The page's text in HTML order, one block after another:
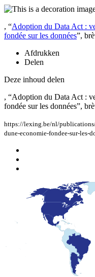
, “Adoption du Data Act :
fondée sur les données”,
Afdrukken
Delen
Deze inhoud delen
, “Adoption du Data Act :
fondée sur les données”,
https://lexing.be/nl/
dune-economie-fondee-sur-les-